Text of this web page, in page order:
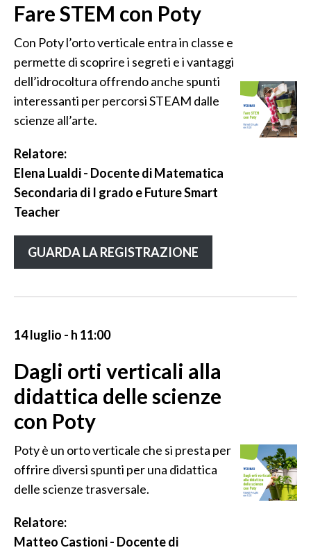
Fare STEM con Poty
Con Poty l’orto verticale entra in classe e
permette di scoprire i segreti e i vantaggi
dell’idrocoltura offrendo anche spunti
interessanti per percorsi STEAM dalle
scienze all’arte.
Relatore:
Elena Lualdi - Docente di Matematica
Secondaria di I grado e Future Smart
Teacher
GUARDA LA REGISTRAZIONE
14 luglio - h 11:00
Dagli orti verticali alla
didattica delle scienze
con Poty
Poty è un orto verticale che si presta per
offrire diversi spunti per una didattica
delle scienze trasversale.
Relatore:
Matteo Castioni - Docente di